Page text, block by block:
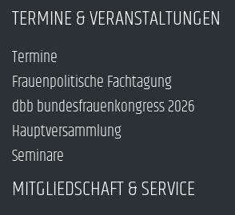
TERMINE & VERANSTALTUNGEN
Termine
Frauenpolitische Fachtagung
dbb bundesfrauenkongress 2026
Hauptversammlung
Seminare
MITGLIEDSCHAFT & SERVICE